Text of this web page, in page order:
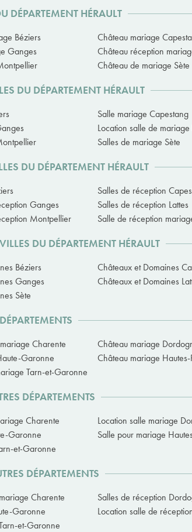
DÉPARTEMENT HÉRAULT
Béziers
Château mariage
Ganges
Château réception
Château de mariage Sète
DU DÉPARTEMENT HÉRAULT
Salle mariage Capestang
Location salle de mariage
Salles de mariage Sète
DU DÉPARTEMENT HÉRAULT
Salles de réception
Ganges
Salles de réception Lattes
Montpellier Salle de réception
DU DÉPARTEMENT HÉRAULT
Béziers
Châteaux et Domaines
Ganges
Châteaux et Domaines
Sète
Charente
Château mariage
Garonne
Château mariage Hautes-
Tarn-et-Garonne
DÉPARTEMENTS
Charente
Location salle mariage
Garonne
Salle pour mariage
et-Garonne
DÉPARTEMENTS
Charente
Salles de réception
Garonne
Location salle de
et-Garonne